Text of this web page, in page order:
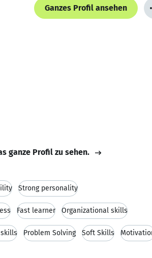
Ganzes Profil ansehen
ganze Profil zu sehen.
Strong personality
Fast learner Organizational skills
Problem Solving Soft Skills